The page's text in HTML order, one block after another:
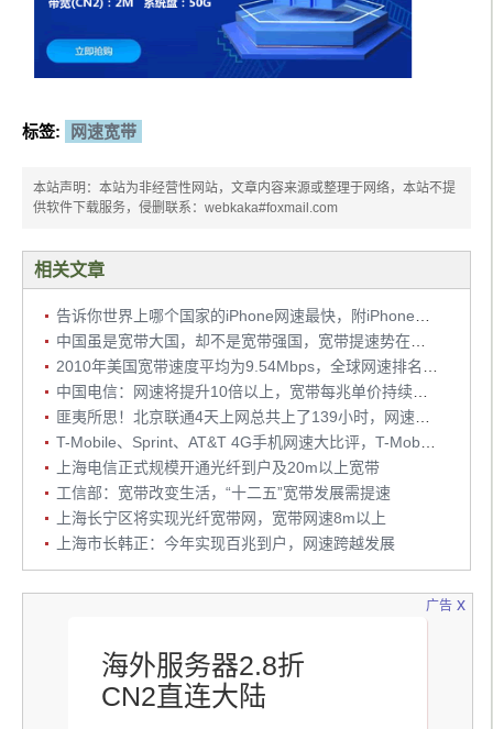
标签: 网速宽带
本站声明：本站为非经营性网站，文章内容来源或整理于网络，本站不提
供软件下载服务，侵删联系：webkaka#foxmail.com
相关文章
上海电信正式规模开通光纤到户及20m以上宽带
工信部：宽带改变生活，“十二五”宽带发展需提速
上海长宁区将实现光纤宽带网，宽带网速8m以上
上海市长韩正：今年实现百兆到户，网速跨越发展
广告
海外服务器2.8折
CN2直连大陆
x